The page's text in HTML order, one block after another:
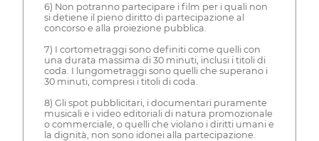
6) Non potranno partecipare i film per i quali non
si detiene il pieno diritto di partecipazione al
concorso e alla proiezione pubblica.
7) I cortometraggi sono definiti come quelli con
una durata massima di 30 minuti, inclusi i titoli di
coda. I lungometraggi sono quelli che superano i
30 minuti, compresi i titoli di coda.
8) Gli spot pubblicitari, i documentari puramente
musicali e i video editoriali di natura promozionale
o commerciale, o quelli che violano i diritti umani e
la dignità, non sono idonei alla partecipazione.